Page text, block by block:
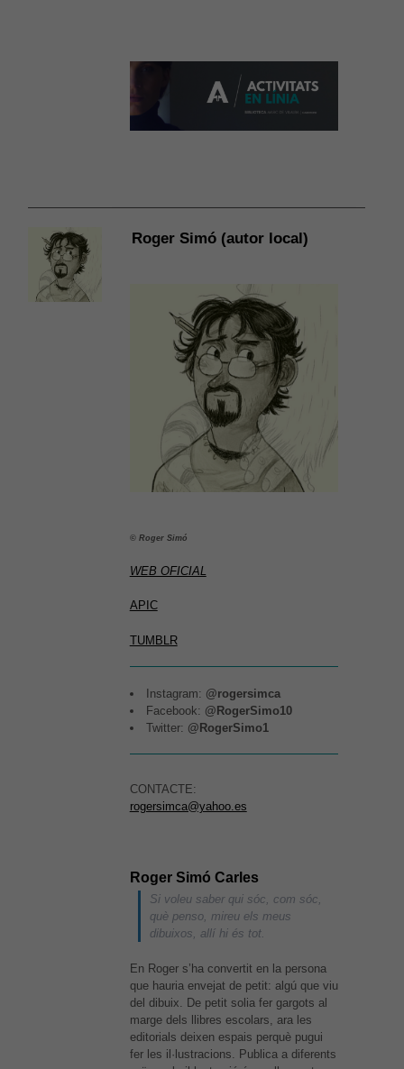
Roger Simó (autor local)
© Roger Simó
WEB OFICIAL
APIC
TUMBLR
Instagram: @rogersimca
Facebook: @RogerSimo10
Twitter: @RogerSimo1
CONTACTE:
rogersimca@yahoo.es
Roger Simó Carles
Si voleu saber qui sóc, com sóc,
què penso, mireu els meus
dibuixos, allí hi és tot.
En Roger s’ha convertit en la persona
que hauria envejat de petit: algú que viu
del dibuix. De petit solia fer gargots al
marge dels llibres escolars, ara les
editorials deixen espais perquè pugui
fer les il·lustracions. Publica a diferents